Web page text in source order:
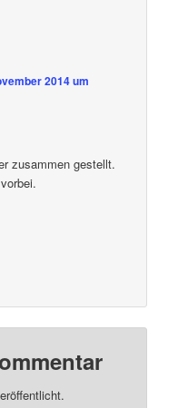
2014 um
zusammen gestellt.